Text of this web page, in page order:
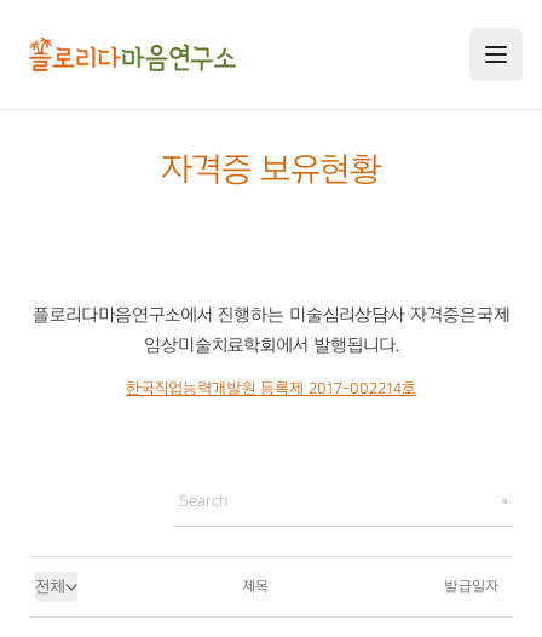
미술치료 프로그램
미술심리치료 프로그램
미술치료 교육연수
문의/의뢰하기
자격증 보유현황
플로리다마음연구소에서 진행하는 미술심리상담사 자격증은국제
임상미술치료학회에서 발행됩니다.
한국직업능력개발원 등록제 2017-002214호
전체 제목 발급일자